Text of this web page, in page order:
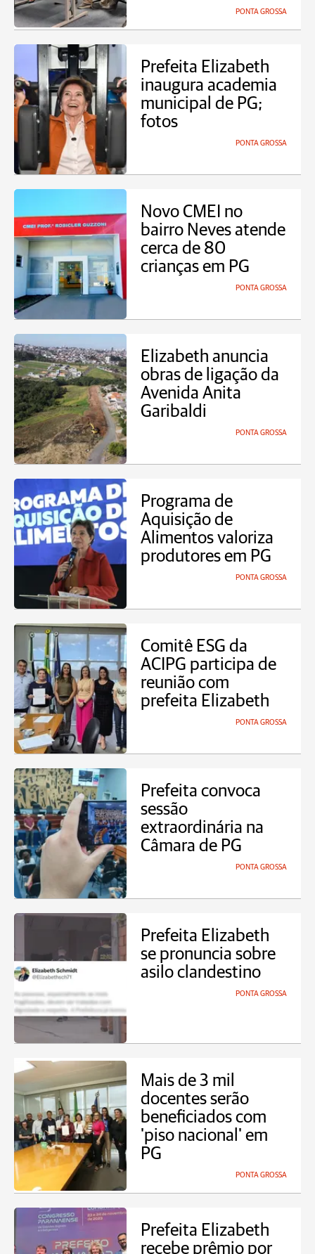
PONTA GROSSA
Prefeita Elizabeth
inaugura academia
municipal de PG;
fotos
PONTA GROSSA
Novo CMEI no
bairro Neves atende
cerca de 80
crianças em PG
PONTA GROSSA
Elizabeth anuncia
obras de ligação da
Avenida Anita
Garibaldi
PONTA GROSSA
Programa de
Aquisição de
Alimentos valoriza
produtores em PG
PONTA GROSSA
Comitê ESG da
ACIPG participa de
reunião com
prefeita Elizabeth
PONTA GROSSA
Prefeita convoca
sessão
extraordinária na
Câmara de PG
PONTA GROSSA
Prefeita Elizabeth
se pronuncia sobre
asilo clandestino
PONTA GROSSA
Mais de 3 mil
docentes serão
beneficiados com
'piso nacional' em
PG
PONTA GROSSA
Prefeita Elizabeth
recebe prêmio por